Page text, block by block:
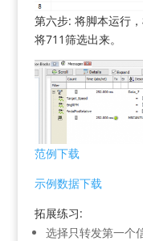
第六步: 将脚本运行
将711筛选出来。
范例下载
示例数据下载
拓展练习:
选择只转发第一个